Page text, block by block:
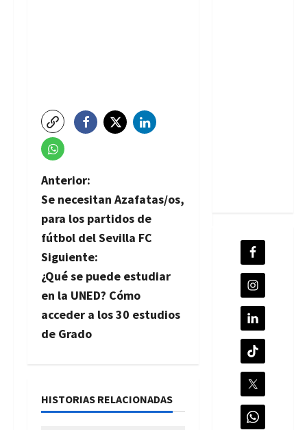
N
a
v
e
g
a
ó
Anterior:
Se necesitan Azafatas/os,
para los partidos de
fútbol del Sevilla FC
Siguiente:
¿Qué se puede estudiar
en la UNED? Cómo
acceder a los 30 estudios
de Grado
HISTORIAS RELACIONADAS